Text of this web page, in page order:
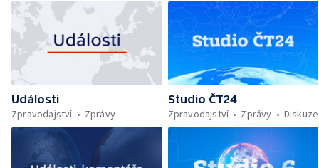
Události
Zpravodajství
Zprávy
Studio ČT24
Zpravodajství
Zprávy Diskuze